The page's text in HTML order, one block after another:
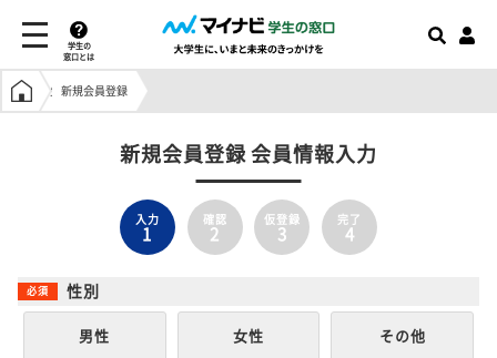
学生の
窓口とは
学生の窓口トップ
新規会員登録
新規会員登録 会員情報入力
入力
1
確認
2
仮登録
3
完了
4
性別
男性 女性 その他